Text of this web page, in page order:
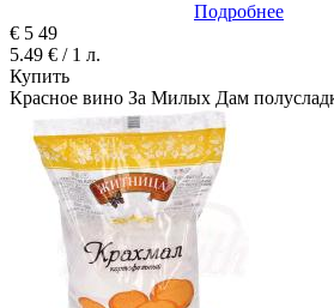
Подробнее
€ 5 49
5.49 € / 1 л.
Купить
Красное вино За Милых Дам